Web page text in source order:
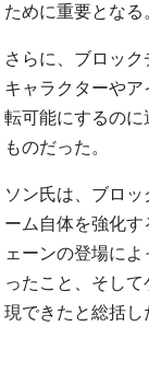
ために重要となる
さらに、ブロック
キャラクターや
転可能にするのに
ものだった。
ソン氏は、ブロ
ーム自体を強化
ェーンの登場に
ったこと、そし
現できたと総括し